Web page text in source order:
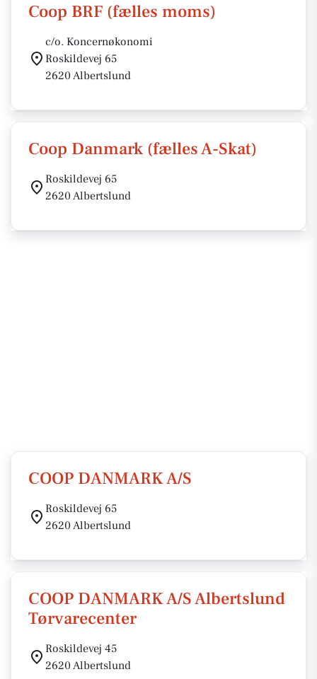
Coop BRF (fælles moms)
c/o. Koncernøkonomi
Roskildevej 65
2620 Albertslund
Coop Danmark (fælles A-Skat)
Roskildevej 65
2620 Albertslund
COOP DANMARK A/S
Roskildevej 65
2620 Albertslund
COOP DANMARK A/S Albertslund
Tørvarecenter
Roskildevej 45
2620 Albertslund